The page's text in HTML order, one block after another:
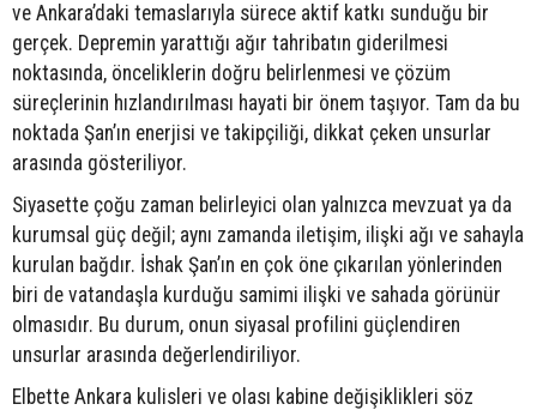
ve Ankara’daki temaslarıyla sürece aktif katkı sunduğu bir
gerçek. Depremin yarattığı ağır tahribatın giderilmesi
noktasında, önceliklerin doğru belirlenmesi ve çözüm
süreçlerinin hızlandırılması hayati bir önem taşıyor. Tam da bu
noktada Şan’ın enerjisi ve takipçiliği, dikkat çeken unsurlar
arasında gösteriliyor.
Siyasette çoğu zaman belirleyici olan yalnızca mevzuat ya da
kurumsal güç değil; aynı zamanda iletişim, ilişki ağı ve sahayla
kurulan bağdır. İshak Şan’ın en çok öne çıkarılan yönlerinden
biri de vatandaşla kurduğu samimi ilişki ve sahada görünür
olmasıdır. Bu durum, onun siyasal profilini güçlendiren
unsurlar arasında değerlendiriliyor.
Elbette Ankara kulisleri ve olası kabine değişiklikleri söz